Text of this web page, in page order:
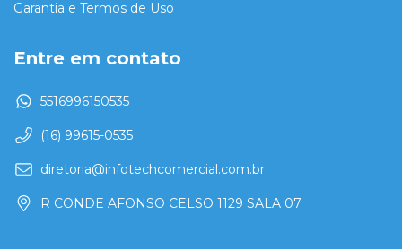
Garantia e Termos de Uso
Entre em contato
5516996150535
(16) 99615-0535
diretoria@infotechcomercial.com.br
R CONDE AFONSO CELSO 1129 SALA 07